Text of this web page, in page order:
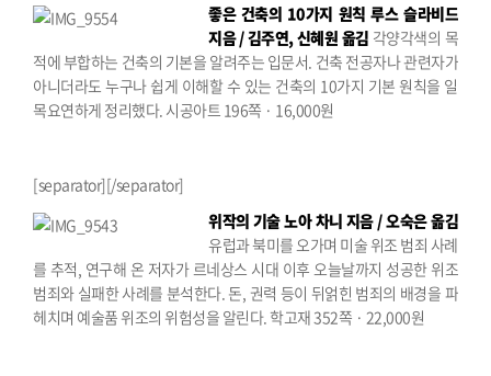
좋은 건축의 10가지 원칙 루스 슬라비드
지음 / 김주연, 신혜원 옮김 각양각색의 목
적에 부합하는 건축의 기본을 알려주는 입문서. 건축 전공자나 관련자가
아니더라도 누구나 쉽게 이해할 수 있는 건축의 10가지 기본 원칙을 일
목요연하게 정리했다. 시공아트 196쪽 · 16,000원
[separator][/separator]
위작의 기술노아 차니 지음 / 오숙은 옮김
유럽과 북미를 오가며 미술 위조 범죄 사례
를 추적, 연구해 온 저자가 르네상스 시대 이후 오늘날까지 성공한 위조
범죄와 실패한 사례를 분석한다. 돈, 권력 등이 뒤얽힌 범죄의 배경을 파
헤치며 예술품 위조의 위험성을 알린다. 학고재 352쪽 · 22,000원